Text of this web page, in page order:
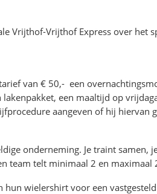
Vrijthof-Vrijthof Express over het
van € 50,- een
een maaltijd op
aangeven of hij hiervan
onderneming. Je traint samen,
team telt minimaal 2 en maximaal
wielershirt voor een